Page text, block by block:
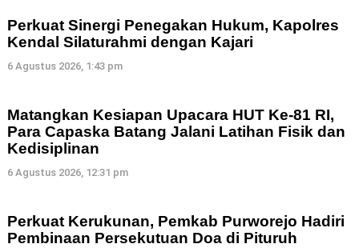
Perkuat Sinergi Penegakan Hukum, Kapolres
Kendal Silaturahmi dengan Kajari
6 Agustus 2026, 1:43 pm
Matangkan Kesiapan Upacara HUT Ke-81 RI,
Para Capaska Batang Jalani Latihan Fisik dan
Kedisiplinan
6 Agustus 2026, 12:31 pm
Perkuat Kerukunan, Pemkab Purworejo Hadiri
Pembinaan Persekutuan Doa di Pituruh